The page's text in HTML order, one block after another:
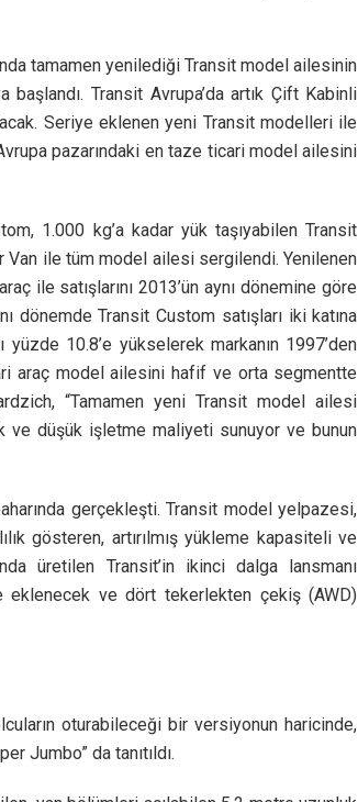
tamamen yenilediği Transit model ailesinin
Transit Avrupa’da artık Çift Kabinli
Seriye eklenen yeni Transit modelleri ile
pazarındaki en taze ticari model ailesini
1.000 kg’a kadar yük taşıyabilen Transit
Van ile tüm model ailesi sergilendi. Yenilenen
ile satışlarını 2013’ün aynı dönemine göre
dönemde Transit Custom satışları iki katına
10.8’e yükselerek markanın 1997’den
araç model ailesini hafif ve orta segmentte
“Tamamen yeni Transit model ailesi
düşük işletme maliyeti sunuyor ve bunun
gerçekleşti. Transit model yelpazesi,
gösteren, artırılmış yükleme kapasiteli ve
üretilen Transit’in ikinci dalga lansmanı
eklenecek ve dört tekerlekten çekiş (AWD)
oturabileceği bir versiyonun haricinde,
Jumbo” da tanıtıldı.